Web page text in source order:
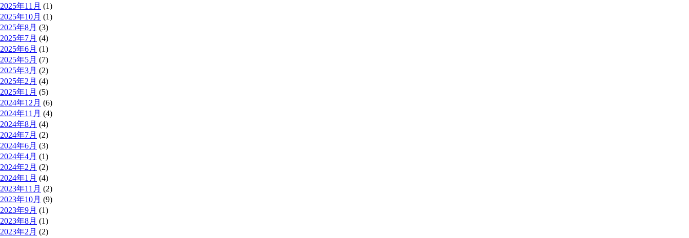
2025年11月 (1)
2025年10月 (1)
2025年8月 (3)
2025年7月 (4)
2025年6月 (1)
2025年5月 (7)
2025年3月 (2)
2025年2月 (4)
2025年1月 (5)
2024年12月 (6)
2024年11月 (4)
2024年8月 (4)
2024年7月 (2)
2024年6月 (3)
2024年4月 (1)
2024年2月 (2)
2024年1月 (4)
2023年11月 (2)
2023年10月 (9)
2023年9月 (1)
2023年8月 (1)
2023年2月 (2)